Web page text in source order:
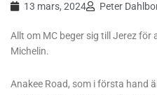
13 mars, 2024 Peter
Allt om MC beger sig till Jerez
Michelin.
Anakee Road, som i första hand